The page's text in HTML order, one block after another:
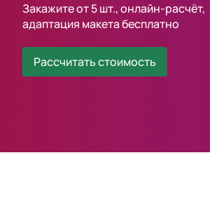
Закажите от 5 шт., онлайн-расчёт,
адаптация макета бесплатно
Рассчитать стоимость